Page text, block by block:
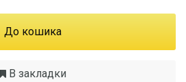
До кошика
В закладки